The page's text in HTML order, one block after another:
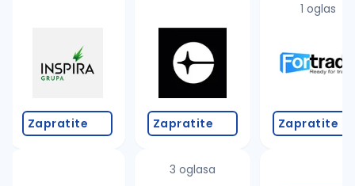
Takođe možete da:
proverite pravopisne greške (koristite č, ć, š, đ,
povećajte radijus za odabrani grad
promenite odabrane filtere pretrage
Zapratite Zapratite
3 oglasa
1 oglas
Zapratite